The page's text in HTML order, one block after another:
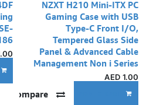
NZXT H210 Mini-ITX PC
Gaming Case with USB
Type-C Front I/O,
Tempered Glass Side
Panel & Advanced Cable
Management Non i Series
1.00
Compare